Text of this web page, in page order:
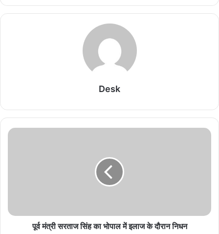
जोन ए में रोमांचक मैचों के बाद जोन बी में हॉकी इंडिया जूनियर और सब जूनियर
जिसके अंत में तीन टीमें हिस्सा लेंगी। इंटर ज़ोन अकादमी चैंपियनशिप खेलने के
लिए गठित किया जाएगा। हॉकी इंडिया के अध्यक्ष डॉ. दिलीप टिर्की ने कहा, “ हमें
अपने दीर्घकालिक लक्ष्यों के हिस्से के रूप में जमीनी स्तर की प्रतिभाओं को आगे
बढ़ाने के लिए मध्य प्रदेश के ग्वालियर में हॉकी इंडिया जूनियर और सब जूनियर
टूर्नामेंट खिलाड़ियों को अपने खेल में विकसित होने और बेहतर बनने में मदद करेगा
क्योंकि वे अपनी क्षमताओं के अनुसार अपने कौशल को निखारेंगे।”
यशस्वी जायसवाल संग डेटिंग की खबरों पर मृणाल ठाकुर का
वायरल कमेंट, जानें सच्चाई
August 8, 2026
टीम से बाहर
Desk
पूर्व मंत्री सरताज सिंह का भोपाल में इलाज के दौरान निधन